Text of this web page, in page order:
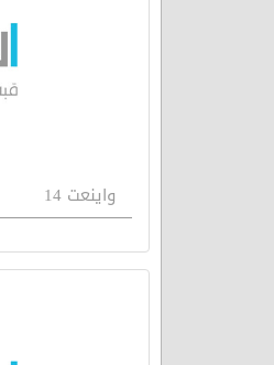
واينعت 14